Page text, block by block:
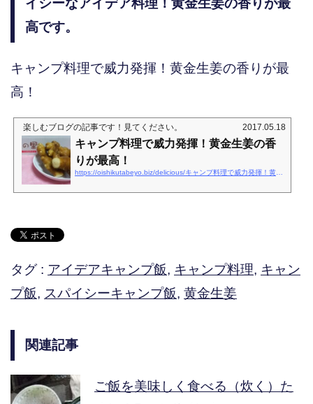
イシーなアイデア料理！黄金生姜の香りが最
高です。
キャンプ料理で威力発揮！黄金生姜の香りが最
高！
楽しむブログの記事です！見てください。 2017.05.18
キャンプ料理で威力発揮！黄金生姜の香
りが最高！
https://oishikutabeyo.biz/delicious/キャンプ料理で威力発揮！黄金生姜の香りが最高
タグ : アイデアキャンプ飯, キャンプ料理, キャン
プ飯, スパイシーキャンプ飯, 黄金生姜
関連記事
ご飯を美味しく食べる（炊く）た